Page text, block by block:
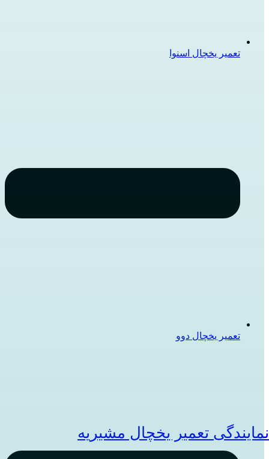
تعمیر یخچال مشیریه
تعمیر یخچال اسنوا
تعمیر یخچال دوو